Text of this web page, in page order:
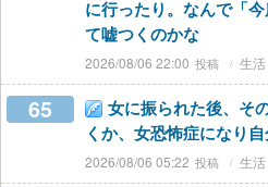
に行ったり。なんで「
て嘘つくのかな
2026/08/06 22:00 生活
65
女に振られた後、そ
くか、女恐怖症になり
2026/08/06 05:22 生活